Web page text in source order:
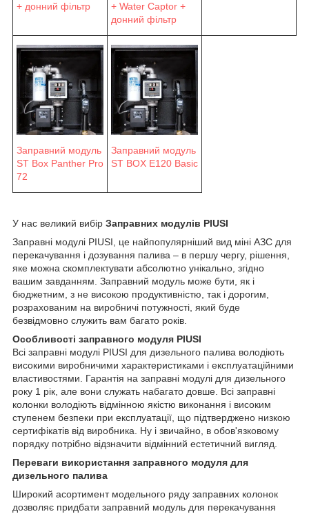
+ донний фільтр
+ Water Captor +
донний фільтр
Заправний модуль
ST Box Panther Pro
72
Заправний модуль
ST BOX E120 Basic
У нас великий вибір Заправних модулів PIUSI
Заправні модулі PIUSI, це найпопулярніший вид міні АЗС для
перекачування і дозування палива – в першу чергу, рішення,
яке можна скомплектувати абсолютно унікально, згідно
вашим завданням. Заправний модуль може бути, як і
бюджетним, з не високою продуктивністю, так і дорогим,
розрахованим на виробничі потужності, який буде
безвідмовно служить вам багато років.
Особливості заправного модуля PIUSI
Всі заправні модулі PIUSI для дизельного палива володіють
високими виробничими характеристиками і експлуатаційними
властивостями. Гарантія на заправні модулі для дизельного
року 1 рік, але вони служать набагато довше. Всі заправні
колонки володіють відмінною якістю виконання і високим
ступенем безпеки при експлуатації, що підтверджено низкою
сертифікатів від виробника. Ну і звичайно, в обов'язковому
порядку потрібно відзначити відмінний естетичний вигляд.
Переваги використання заправного модуля для
дизельного палива
Широкий асортимент модельного ряду заправних колонок
дозволяє придбати заправний модуль для перекачування